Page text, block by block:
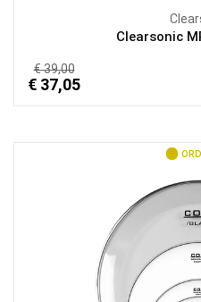
Clearsonic
€ 39,00
€ 37,05